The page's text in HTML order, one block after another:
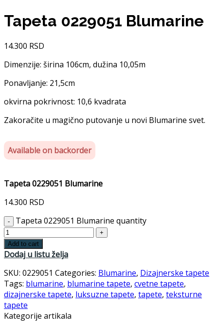
Tapeta 0229051 Blumarine
14.300 RSD
Dimenzije: širina 106cm, dužina 10,05m
Ponavljanje: 21,5cm
okvirna pokrivnost: 10,6 kvadrata
Zakoračite u magično putovanje u novi Blumarine svet.
Available on backorder
Tapeta 0229051 Blumarine
14.300 RSD
Tapeta 0229051 Blumarine quantity
Add to cart
Dodaj u listu želja
SKU: 0229051 Categories: Blumarine, Dizajnerske tapete
Tags: blumarine, blumarine tapete, cvetne tapete,
dizajnerske tapete, luksuzne tapete, tapete, teksturne
tapete
Kategorije artikala